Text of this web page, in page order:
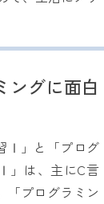
ングに面白
Ⅰ」と「プログ
」は、主にC言
「プログラミン